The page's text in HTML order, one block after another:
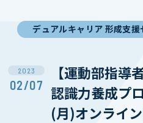
デュアルキャリア 形成支援
2023
02/07
【運動部指導
認識力養成プ
(月)オンライ